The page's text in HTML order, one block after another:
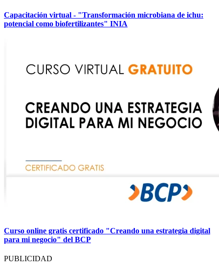
Capacitación virtual - "Transformación microbiana de ichu:
potencial como biofertilizantes" INIA
Curso online gratis certificado "Creando una estrategia digital
para mi negocio" del BCP
PUBLICIDAD